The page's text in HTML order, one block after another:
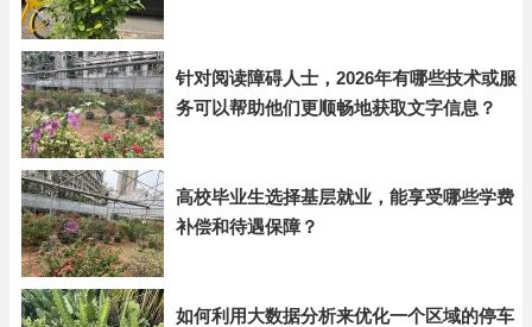
针对阅读障碍人士，2026年有哪些技术或服
务可以帮助他们更顺畅地获取文字信息？
高校毕业生选择基层就业，能享受哪些学费
补偿和待遇保障？
如何利用大数据分析来优化一个区域的停车